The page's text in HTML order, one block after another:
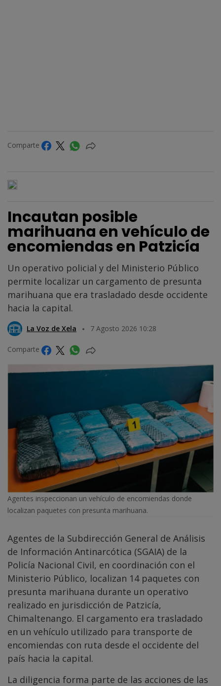
Comparte
Incautan posible
marihuana en vehículo de
encomiendas en Patzicía
Un operativo policial y del Ministerio Público
permite localizar un cargamento de presunta
marihuana que era trasladado desde occidente
hacia la capital.
La Voz de Xela 7 Agosto 2026 10:28
Comparte
Agentes inspeccionan un vehículo de encomiendas donde
localizan paquetes con presunta marihuana.
Agentes de la Subdirección General de Análisis
de Información Antinarcótica (SGAIA) de la
Policía Nacional Civil, en coordinación con el
Ministerio Público, localizan 14 paquetes con
presunta marihuana durante un operativo
realizado en jurisdicción de Patzicía,
Chimaltenango. El cargamento era trasladado
en un vehículo utilizado para transporte de
encomiendas con ruta desde el occidente del
país hacia la capital.
La diligencia forma parte de las acciones de las